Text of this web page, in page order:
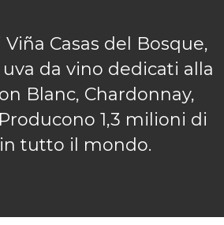
Casas del Bosque,
da vino dedicati alla
Blanc, Chardonnay,
1,3 milioni di
tutto il mondo.